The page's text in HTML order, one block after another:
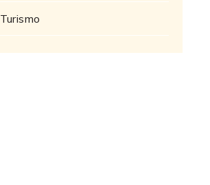
Turismo